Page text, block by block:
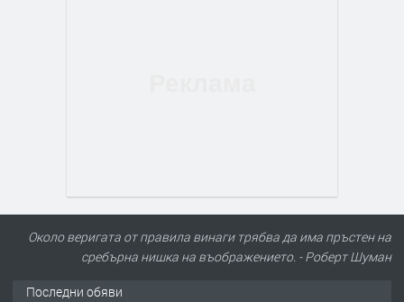
Около веригата от правила винаги трябва да има пръстен на
сребърна нишка на въображението. - Роберт Шуман
Последни обяви